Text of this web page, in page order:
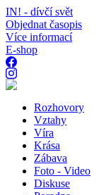
IN! - dívčí svět
Objednat časopis
Více informací
E-shop
Rozhovory
Vztahy
Víra
Krása
Zábava
Foto - Video
Diskuse